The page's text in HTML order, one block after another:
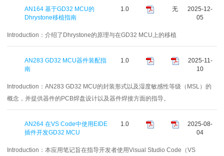
AN164 基于GD32 MCU的
Dhrystone移植指南
1.0 无
2025-12-
05
Introduction： 介绍了Dhrystone的原理与在GD32 MCU上的移植
AN283 GD32 MCU器件装配指
南
1.0
2025-11-
10
Introduction： AN283 GD32 MCU的封装形式以及湿度敏感性等级（MSL）的
概念，并提供器件的PCB焊盘设计以及器件焊接方面的指导。
AN264 在VS Code中使用EIDE
插件开发GD32 MCU
1.0
2025-08-
04
Introduction： 本应用笔记旨在指导开发者使用Visual Studio Code（VS